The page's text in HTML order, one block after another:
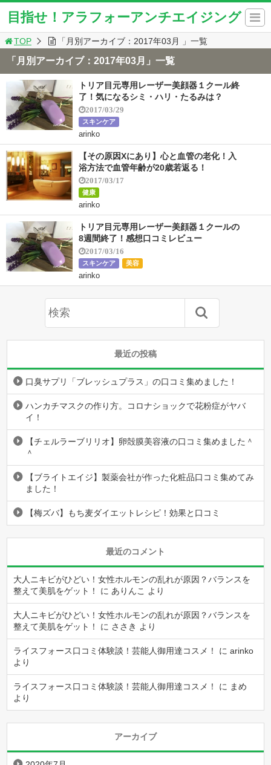
目指せ！アラフォーアンチエイジング
TOP 「月別アーカイブ：2017年03月 」一覧
「月別アーカイブ：2017年03月」一覧
トリア目元専用レーザー美顔器１クール終
了！気になるシミ・ハリ・たるみは？
2017/03/29
スキンケア
arinko
【その原因Xにあり】心と血管の老化！入
浴方法で血管年齢が20歳若返る！
2017/03/17
健康
arinko
トリア目元専用レーザー美顔器１クールの
8週間終了！感想口コミレビュー
2017/03/16
スキンケア 美容
arinko
最近の投稿
口臭サプリ「ブレッシュプラス」の口コミ集めました！
ハンカチマスクの作り方。コロナショックで花粉症がヤバ
イ！
【チェルラーブリリオ】卵殻膜美容液の口コミ集めました＾
＾
【ブライトエイジ】製薬会社が作った化粧品口コミ集めてみ
ました！
【梅ズバ】もち麦ダイエットレシピ！効果と口コミ
最近のコメント
大人ニキビがひどい！女性ホルモンの乱れが原因？バランスを
整えて美肌をゲット！
に ありんこ より
大人ニキビがひどい！女性ホルモンの乱れが原因？バランスを
整えて美肌をゲット！
に ささき より
ライスフォース口コミ体験談！芸能人御用達コスメ！ にarinko
より
ライスフォース口コミ体験談！芸能人御用達コスメ！ に まめ
より
アーカイブ